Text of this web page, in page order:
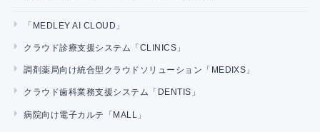
「MEDLEY AI CLOUD」
クラウド診療支援システム「CLINICS」
調剤薬局向け統合型クラウドソリューション「MEDIXS」
クラウド歯科業務支援システム「DENTIS」
病院向け電子カルテ「MALL」